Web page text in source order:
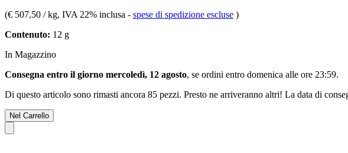
(€ 507,50 / kg, IVA 22% inclusa - spese di spedizione escluse )
Contenuto: 12 g
In Magazzino
Consegna entro il giorno mercoledì, 12 agosto, se ordini entro domenica alle ore 23:59.
Di questo articolo sono rimasti ancora 85 pezzi. Presto ne arriveranno altri! La data di
Nel Carrello